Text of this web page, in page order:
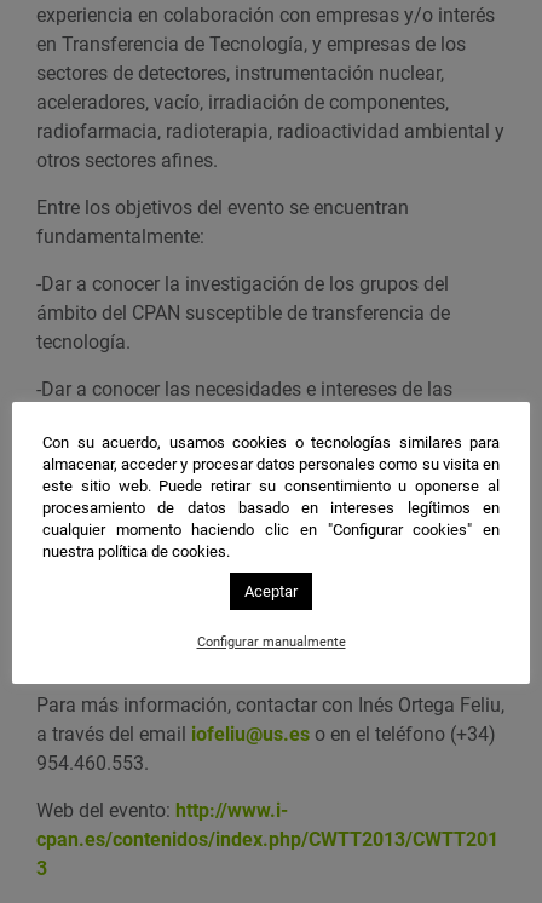
experiencia en colaboración con empresas y/o interés
en Transferencia de Tecnología, y empresas de los
sectores de detectores, instrumentación nuclear,
aceleradores, vacío, irradiación de componentes,
radiofarmacia, radioterapia, radioactividad ambiental y
otros sectores afines.
Entre los objetivos del evento se encuentran
fundamentalmente:
-Dar a conocer la investigación de los grupos del
ámbito del CPAN susceptible de transferencia de
tecnología.
-Dar a conocer las necesidades e intereses de las
patentes y empresas spin-off en el ámbito del CPAN.
-Promover la colaboración entre las empresas y los
grupos de investigación.
El envío de contribuciones se efectuará hasta el 1 de
mayo de 2013 a través de la
Para más información, contactar con Inés Ortega Feliu,
a través del email iofeliu@us.es o en el teléfono (+34)
954.460.553.
Web del evento: http://www.i-
cpan.es/contenidos/index.php/CWTT2013/CWTT201
3
Con su acuerdo, usamos cookies o tecnologías similares para
almacenar, acceder y procesar datos personales como su visita en
este sitio web. Puede retirar su consentimiento u oponerse al
procesamiento de datos basado en intereses legítimos en
cualquier momento haciendo clic en "Configurar cookies" en
nuestra política de cookies.
Aceptar
Configurar manualmente